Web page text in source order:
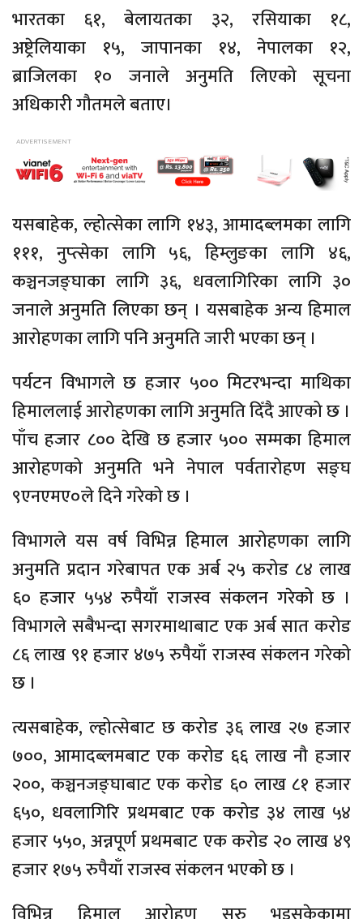
भारतका ६१, बेलायतका ३२, रसियाका १८,
अष्ट्रेलियाका १५, जापानका १४, नेपालका १२,
ब्राजिलका १० जनाले अनुमति लिएको सूचना
अधिकारी गौतमले बताए।
यसबाहेक, ल्होत्सेका लागि १४३, आमादब्लमका लागि
१११, नुप्त्सेका लागि ५६, हिम्लुङका लागि ४६,
कञ्चनजङ्घाका लागि ३६, धवलागिरिका लागि ३०
जनाले अनुमति लिएका छन् । यसबाहेक अन्य हिमाल
आरोहणका लागि पनि अनुमति जारी भएका छन् ।
पर्यटन विभागले छ हजार ५०० मिटरभन्दा माथिका
हिमाललाई आरोहणका लागि अनुमति दिँदै आएको छ ।
पाँच हजार ८०० देखि छ हजार ५०० सम्मका हिमाल
आरोहणको अनुमति भने नेपाल पर्वतारोहण सङ्घ
९एनएमए०ले दिने गरेको छ ।
विभागले यस वर्ष विभिन्न हिमाल आरोहणका लागि
अनुमति प्रदान गरेबापत एक अर्ब २५ करोड ८४ लाख
६० हजार ५५४ रुपैयाँ राजस्व संकलन गरेको छ ।
विभागले सबैभन्दा सगरमाथाबाट एक अर्ब सात करोड
८६ लाख ९१ हजार ४७५ रुपैयाँ राजस्व संकलन गरेको
छ ।
त्यसबाहेक, ल्होत्सेबाट छ करोड ३६ लाख २७ हजार
७००, आमादब्लमबाट एक करोड ६६ लाख नौ हजार
२००, कञ्चनजङ्घाबाट एक करोड ६० लाख ८१ हजार
६५०, धवलागिरि प्रथमबाट एक करोड ३४ लाख ५४
हजार ५५०, अन्नपूर्ण प्रथमबाट एक करोड २० लाख ४९
हजार १७५ रुपैयाँ राजस्व संकलन भएको छ ।